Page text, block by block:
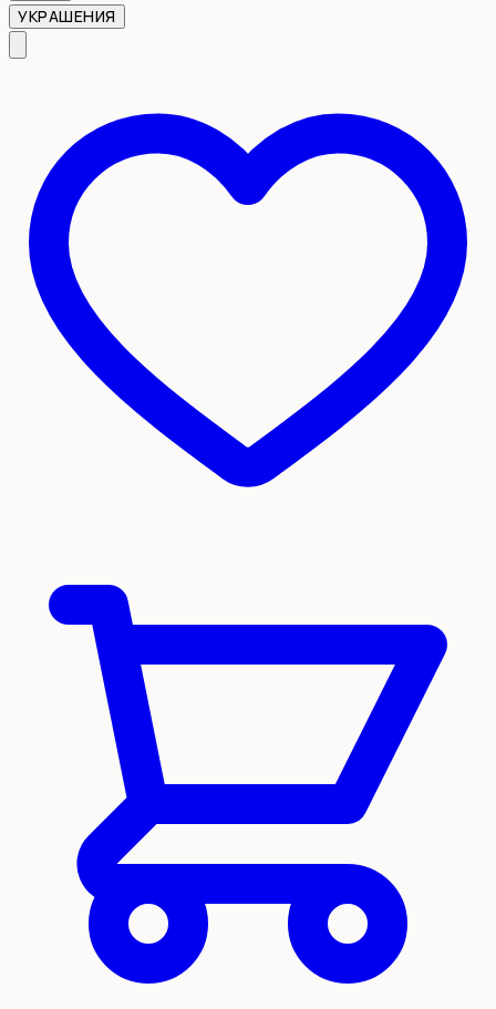
УКРАШЕНИЯ